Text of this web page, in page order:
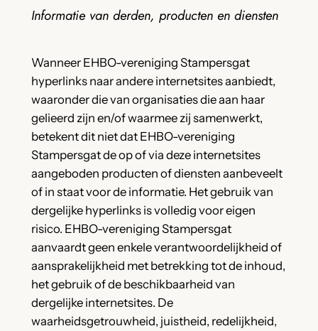
Informatie van derden, producten en diensten
Wanneer EHBO-vereniging Stampersgat
hyperlinks naar andere internetsites aanbiedt,
waaronder die van organisaties die aan haar
gelieerd zijn en/of waarmee zij samenwerkt,
betekent dit niet dat EHBO-vereniging
Stampersgat de op of via deze internetsites
aangeboden producten of diensten aanbeveelt
of in staat voor de informatie. Het gebruik van
dergelijke hyperlinks is volledig voor eigen
risico. EHBO-vereniging Stampersgat
aanvaardt geen enkele verantwoordelijkheid of
aansprakelijkheid met betrekking tot de inhoud,
het gebruik of de beschikbaarheid van
dergelijke internetsites. De
waarheidsgetrouwheid, juistheid, redelijkheid,